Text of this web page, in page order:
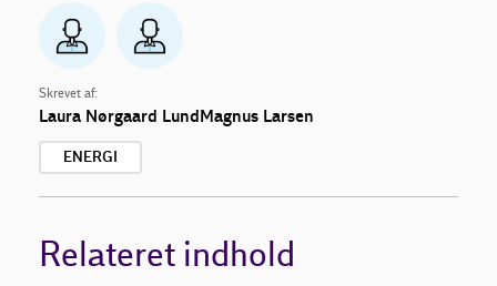
Skrevet af:
Laura Nørgaard LundMagnus Larsen
ENERGI
Relateret indhold